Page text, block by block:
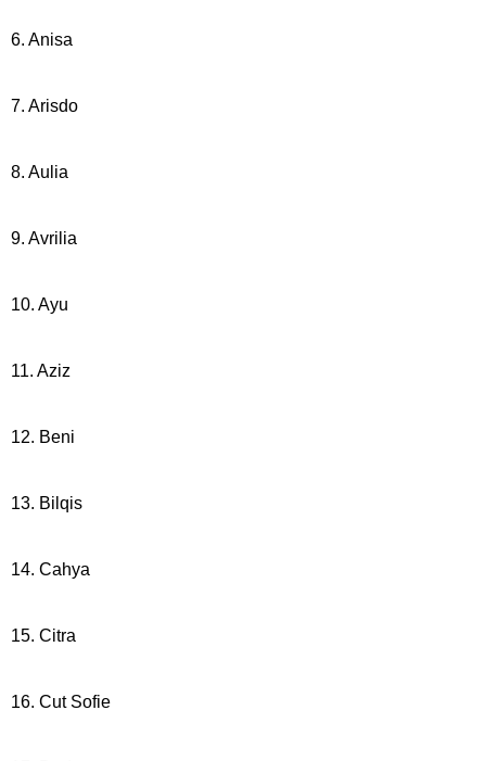
6. Anisa
7. Arisdo
8. Aulia
9. Avrilia
10. Ayu
11. Aziz
12. Beni
13. Bilqis
14. Cahya
15. Citra
16. Cut Sofie